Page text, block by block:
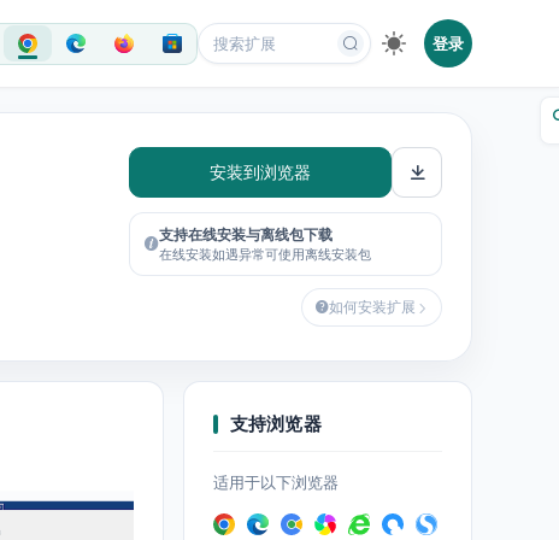
登录
安装到浏览器
支持在线安装与离线包下载
在线安装如遇异常可使用离线安装包
如何安装扩展
支持浏览器
适用于以下浏览器